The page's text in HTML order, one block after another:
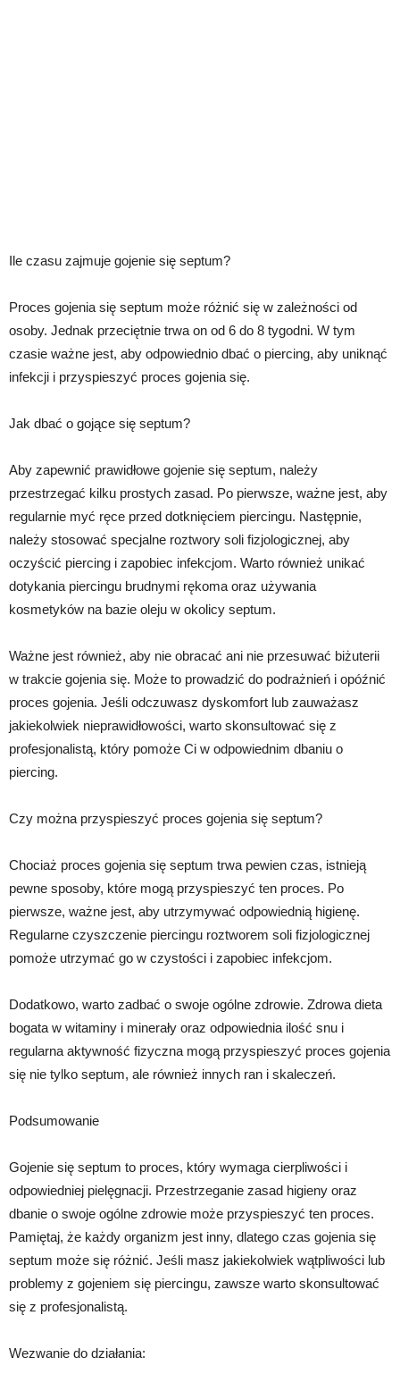
Ile czasu zajmuje gojenie się septum?
Proces gojenia się septum może różnić się w zależności od
osoby. Jednak przeciętnie trwa on od 6 do 8 tygodni. W tym
czasie ważne jest, aby odpowiednio dbać o piercing, aby uniknąć
infekcji i przyspieszyć proces gojenia się.
Jak dbać o gojące się septum?
Aby zapewnić prawidłowe gojenie się septum, należy
przestrzegać kilku prostych zasad. Po pierwsze, ważne jest, aby
regularnie myć ręce przed dotknięciem piercingu. Następnie,
należy stosować specjalne roztwory soli fizjologicznej, aby
oczyścić piercing i zapobiec infekcjom. Warto również unikać
dotykania piercingu brudnymi rękoma oraz używania
kosmetyków na bazie oleju w okolicy septum.
Ważne jest również, aby nie obracać ani nie przesuwać biżuterii
w trakcie gojenia się. Może to prowadzić do podrażnień i opóźnić
proces gojenia. Jeśli odczuwasz dyskomfort lub zauważasz
jakiekolwiek nieprawidłowości, warto skonsultować się z
profesjonalistą, który pomoże Ci w odpowiednim dbaniu o
piercing.
Czy można przyspieszyć proces gojenia się septum?
Chociaż proces gojenia się septum trwa pewien czas, istnieją
pewne sposoby, które mogą przyspieszyć ten proces. Po
pierwsze, ważne jest, aby utrzymywać odpowiednią higienę.
Regularne czyszczenie piercingu roztworem soli fizjologicznej
pomoże utrzymać go w czystości i zapobiec infekcjom.
Dodatkowo, warto zadbać o swoje ogólne zdrowie. Zdrowa dieta
bogata w witaminy i minerały oraz odpowiednia ilość snu i
regularna aktywność fizyczna mogą przyspieszyć proces gojenia
się nie tylko septum, ale również innych ran i skaleczeń.
Podsumowanie
Gojenie się septum to proces, który wymaga cierpliwości i
odpowiedniej pielęgnacji. Przestrzeganie zasad higieny oraz
dbanie o swoje ogólne zdrowie może przyspieszyć ten proces.
Pamiętaj, że każdy organizm jest inny, dlatego czas gojenia się
septum może się różnić. Jeśli masz jakiekolwiek wątpliwości lub
problemy z gojeniem się piercingu, zawsze warto skonsultować
się z profesjonalistą.
Wezwanie do działania: